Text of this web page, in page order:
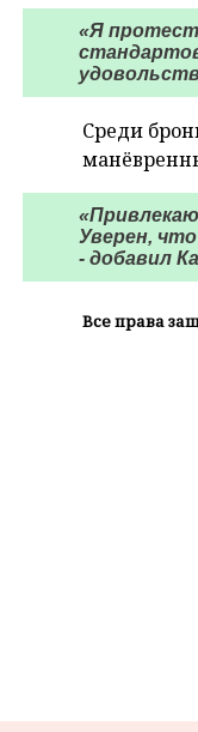
«Я
Среди
Уверен,
- добавил
Все права